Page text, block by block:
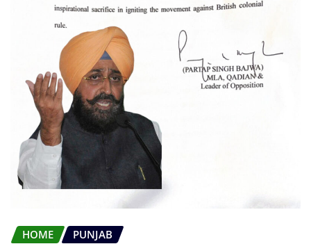
HOME PUNJAB